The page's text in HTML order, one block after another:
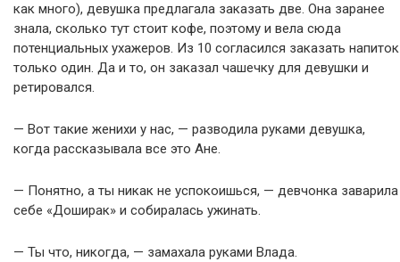
как много), девушка предлагала заказать две. Она заранее
знала, сколько тут стоит кофе, поэтому и вела сюда
потенциальных ухажеров. Из 10 согласился заказать напиток
только один. Да и то, он заказал чашечку для девушки и
ретировался.
— Вот такие женихи у нас, — разводила руками девушка,
когда рассказывала все это Ане.
— Понятно, а ты никак не успокоишься, — девчонка заварила
себе «Доширак» и собиралась ужинать.
— Ты что, никогда, — замахала руками Влада.